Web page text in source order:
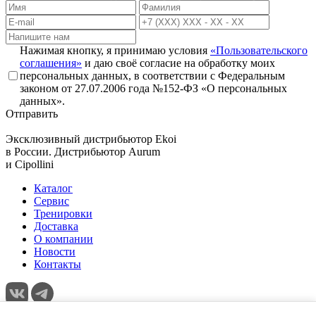
Нажимая кнопку, я принимаю условия «Пользовательского
соглашения» и даю своё согласие на обработку моих
персональных данных, в соответствии с Федеральным
законом от 27.07.2006 года №152-ФЗ «О персональных
данных».
Отправить
Эксклюзивный дистрибьютор Ekoi
в России. Дистрибьютор Aurum
и Cipollini
Каталог
Сервис
Тренировки
Доставка
О компании
Новости
Контакты